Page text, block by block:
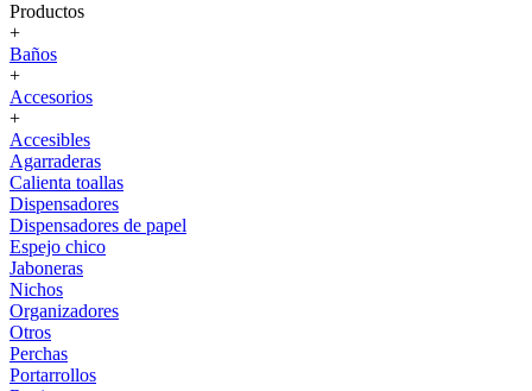
Productos
+
Baños
+
Accesorios
+
Accesibles
Agarraderas
Calienta toallas
Dispensadores
Dispensadores de papel
Espejo chico
Jaboneras
Nichos
Organizadores
Otros
Perchas
Portarrollos